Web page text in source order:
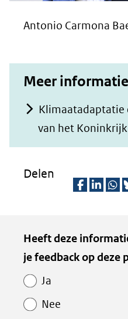
Antonio Carmona
Meer informatie
Klimaatadaptatie
van het
Delen
l
e
l
e
l
e
z
Kopie
van
Heeft deze
je feedback op deze
Ja
Nee